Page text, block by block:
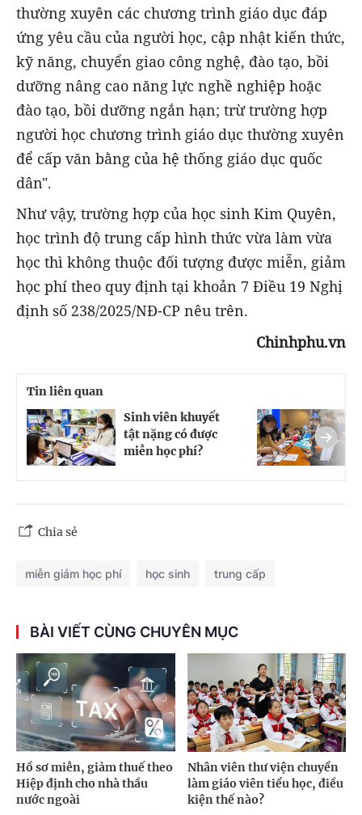
thường xuyên các chương trình giáo dục đáp
ứng yêu cầu của người học, cập nhật kiến thức,
kỹ năng, chuyển giao công nghệ, đào tạo, bồi
dưỡng nâng cao năng lực nghề nghiệp hoặc
đào tạo, bồi dưỡng ngắn hạn; trừ trường hợp
người học chương trình giáo dục thường xuyên
để cấp văn bằng của hệ thống giáo dục quốc
dân".
Như vậy, trường hợp của học sinh Kim Quyên,
học trình độ trung cấp hình thức vừa làm vừa
học thì không thuộc đối tượng được miễn, giảm
học phí theo quy định tại khoản 7 Điều 19 Nghị
định số 238/2025/NĐ-CP nêu trên.
Chinhphu.vn
Tin liên quan
Sinh viên khuyết
tật nặng có được
miễn học phí?
Chia sẻ
miễn giảm học phí học sinh trung cấp
BÀI VIẾT CÙNG CHUYÊN MỤC
Hồ sơ miễn, giảm thuế theo
Hiệp định cho nhà thầu
nước ngoài
Nhân viên thư viện chuyển
làm giáo viên tiểu học, điều
kiện thế nào?